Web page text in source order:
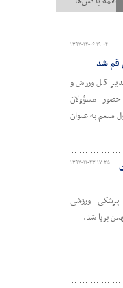
۱۳۹۷-۱۲-۰۶ ۱۹:۰۴
قم شد
کل ورزش و
مسؤولان
منعم به عنوان
۱۳۹۷-۱۱-۲۳ ۱۷:۲۵
ورزشی